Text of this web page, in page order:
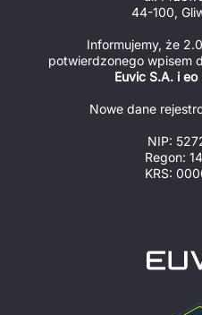
44-100,
Informujemy, że
Euvic S.A. i
Nowe dane
NIP:
Regon:
KRS: